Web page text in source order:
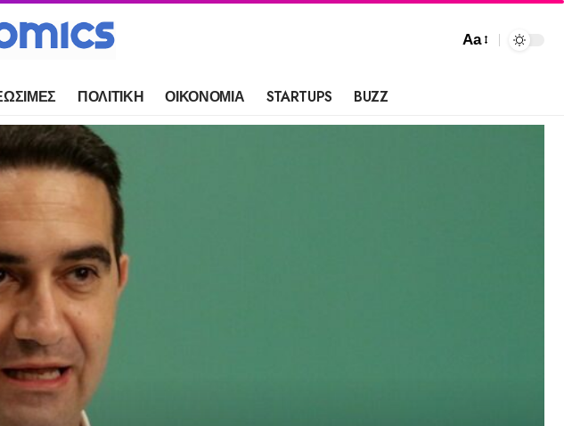
Aa
ΠΟΛΙΤΙΚΗ ΟΙΚΟΝΟΜΙΑ STARTUPS BUZZ